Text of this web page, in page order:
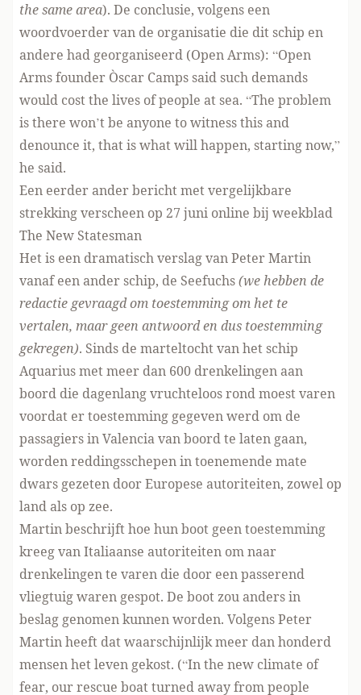
the same area). De conclusie, volgens een
woordvoerder van de organisatie die dit schip en
andere had georganiseerd (Open Arms): “Open
Arms founder Òscar Camps said such demands
would cost the lives of people at sea. “The problem
is there won’t be anyone to witness this and
denounce it, that is what will happen, starting now,”
he said.
Een eerder ander bericht met vergelijkbare
strekking verscheen op 27 juni online bij weekblad
The New Statesman
Het is een dramatisch verslag van Peter Martin
vanaf een ander schip, de Seefuchs(we hebben de
redactie gevraagd om toestemming om het te
vertalen, maar geen antwoord en dus toestemming
gekregen). Sinds de marteltocht van het schip
Aquarius met meer dan 600 drenkelingen aan
boord die dagenlang vruchteloos rond moest varen
voordat er toestemming gegeven werd om de
passagiers in Valencia van boord te laten gaan,
worden reddingsschepen in toenemende mate
dwars gezeten door Europese autoriteiten, zowel op
land als op zee.
Martin beschrijft hoe hun boot geen toestemming
kreeg van Italiaanse autoriteiten om naar
drenkelingen te varen die door een passerend
vliegtuig waren gespot. De boot zou anders in
beslag genomen kunnen worden. Volgens Peter
Martin heeft dat waarschijnlijk meer dan honderd
mensen het leven gekost. (“In the new climate of
fear, our rescue boat turned away from people